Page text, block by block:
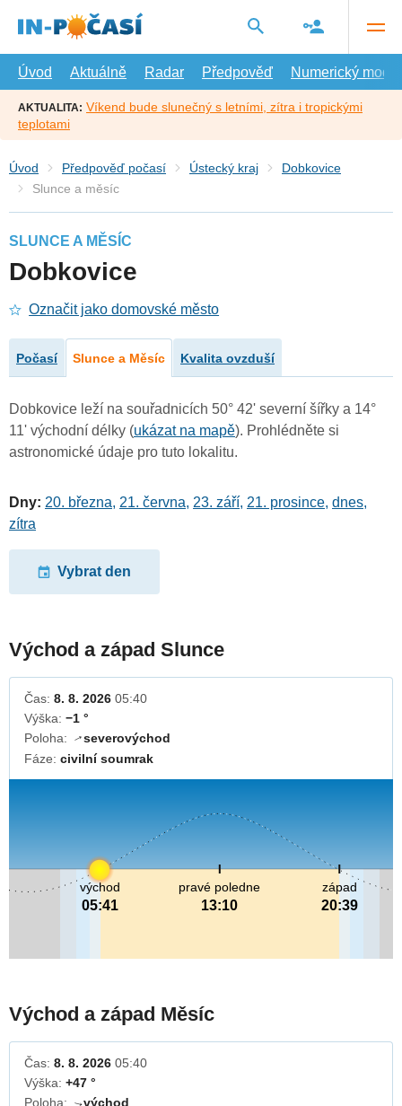
hlavní
Úvod
Aktuálně Radar Předpověď Numerický model
AKTUALITA: Víkend bude slunečný s letními, zítra i tropickými
teplotami
Úvod Předpověď počasí Ústecký kraj
Dobkovice
Slunce a měsíc
SLUNCE A MĚSÍC
Dobkovice
Označit jako domovské město
Počasí Slunce a Měsíc Kvalita ovzduší
Dobkovice leží na souřadnicích 50° 42' severní šířky a 14°
11' východní délky (ukázat na mapě). Prohlédněte si
astronomické údaje pro tuto lokalitu.
Dny: 20. března, 21. června, 23. září, 21. prosince, dnes,
zítra
Vybrat den
Východ a západ Slunce
Čas: 8. 8. 2026 05:40
Výška: −1 °
Poloha:
↓severovýchod
Fáze: civilní soumrak
pravé poledne
13:10
východ
05:41
západ
20:39
Východ a západ Měsíc
Čas: 8. 8. 2026 05:40
Výška: +47 °
Poloha:
↓východ